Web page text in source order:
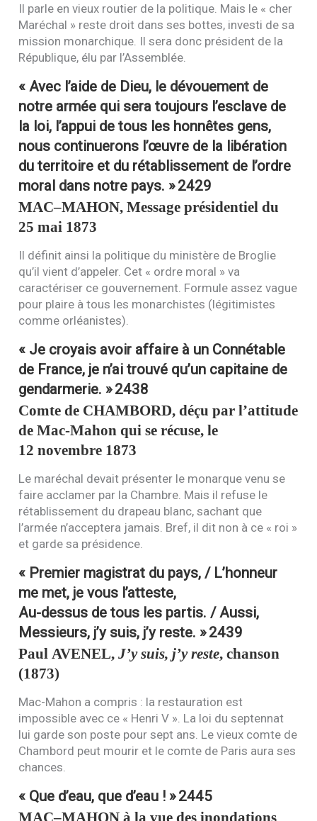
Il parle en vieux routier de la politique. Mais le « cher
Maréchal » reste droit dans ses bottes, investi de sa
mission monarchique. Il sera donc président de la
République, élu par l’Assemblée.
« Avec l’aide de Dieu, le dévouement de
notre armée qui sera toujours l’esclave de
la loi, l’appui de tous les honnêtes gens,
nous continuerons l’œuvre de la libération
du territoire et du rétablissement de l’ordre
moral dans notre pays. »2429
MAC–MAHON, Message présidentiel du
25 mai 1873
Il définit ainsi la politique du ministère de Broglie
qu’il vient d’appeler. Cet « ordre moral » va
caractériser ce gouvernement. Formule assez vague
pour plaire à tous les monarchistes (légitimistes
comme orléanistes).
« Je croyais avoir affaire à un Connétable
de France, je n’ai trouvé qu’un capitaine de
gendarmerie. »2438
Comte de CHAMBORD, déçu par l’attitude
de Mac-Mahon qui se récuse, le
12 novembre 1873
Le maréchal devait présenter le monarque venu se
faire acclamer par la Chambre. Mais il refuse le
rétablissement du drapeau blanc, sachant que
l’armée n’acceptera jamais. Bref, il dit non à ce « roi »
et garde sa présidence.
« Premier magistrat du pays, / L’honneur
me met, je vous l’atteste,
Au-dessus de tous les partis. / Aussi,
Messieurs, j’y suis, j’y reste. »2439
Paul AVENEL,J’y suis, j’y reste, chanson
(1873)
Mac-Mahon a compris : la restauration est
impossible avec ce « Henri V ». La loi du septennat
lui garde son poste pour sept ans. Le vieux comte de
Chambord peut mourir et le comte de Paris aura ses
chances.
« Que d’eau, que d’eau ! »2445
MAC–MAHON à la vue des inondations